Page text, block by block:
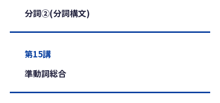
分詞②(分詞構文)
第15講
準動詞総合